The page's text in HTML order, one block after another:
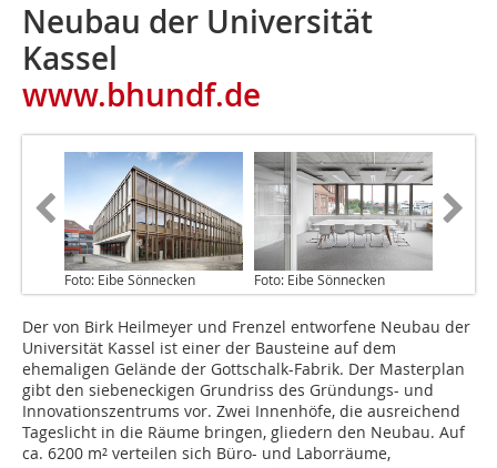
Neubau der Universität
Kassel
www.bhundf.de
Foto: Eibe Sönnecken Foto: Eibe Sönnecken
Der von Birk Heilmeyer und Frenzel entworfene Neubau der
Universität Kassel ist einer der Bausteine auf dem
ehemaligen Gelände der Gottschalk-Fabrik. Der Masterplan
gibt den siebeneckigen Grundriss des Gründungs- und
Innovationszentrums vor. Zwei Innenhöfe, die ausreichend
Tageslicht in die Räume bringen, gliedern den Neubau. Auf
ca. 6200 m² verteilen sich Büro- und Laborräume,